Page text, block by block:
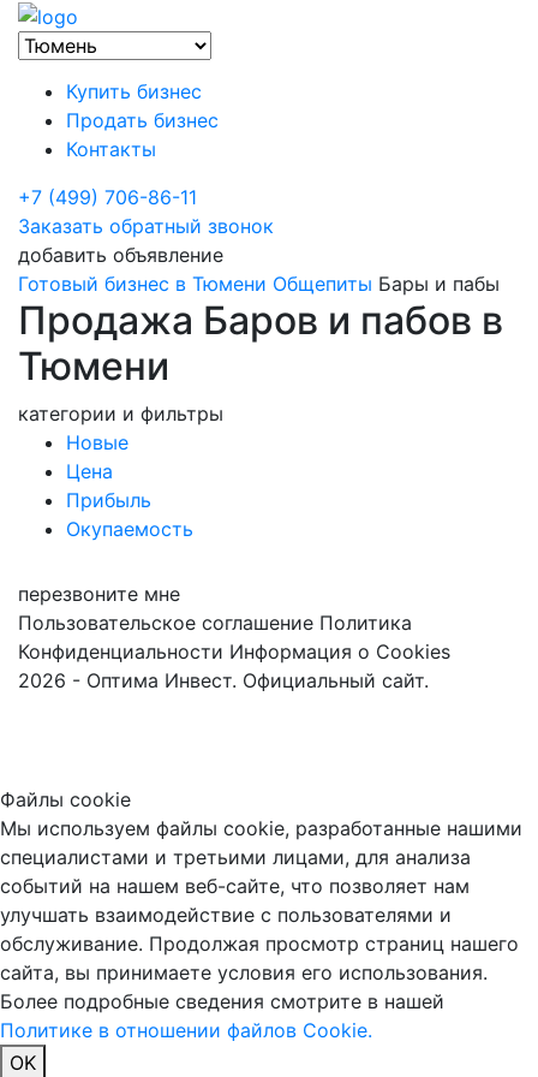
Купить бизнес
Продать бизнес
Контакты
+7 (499) 706-86-11
Заказать обратный звонок
добавить объявление
Готовый бизнес в Тюмени Общепиты Бары и пабы
Продажа Баров и пабов в
Тюмени
категории и фильтры
Новые
Цена
Прибыль
Окупаемость
перезвоните мне
Пользовательское соглашение Политика
Конфиденциальности Информация о Cookies
2026 - Оптима Инвест. Официальный сайт.
Файлы cookie
Мы используем файлы cookie, разработанные нашими
специалистами и третьими лицами, для анализа
событий на нашем веб-сайте, что позволяет нам
улучшать взаимодействие с пользователями и
обслуживание. Продолжая просмотр страниц нашего
сайта, вы принимаете условия его использования.
Более подробные сведения смотрите в нашей
Политике в отношении файлов Cookie.
OK